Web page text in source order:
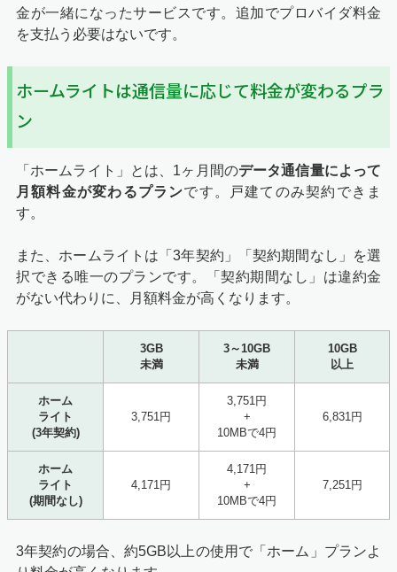
金が一緒になったサービスです。追加でプロバイダ料金
を支払う必要はないです。
ホームライトは通信量に応じて料金が変わるプラ
ン
「ホームライト」とは、1ヶ月間のデータ通信量によって
月額料金が変わるプランです。戸建てのみ契約できま
す。
また、ホームライトは「3年契約」「契約期間なし」を選
択できる唯一のプランです。「契約期間なし」は違約金
がない代わりに、月額料金が高くなります。
3GB
未満
3～10GB
未満
10GB
以上
ホーム
ライト
(3年契約)
3,751円
3,751円
+
10MBで4円
6,831円
ホーム
ライト
(期間なし)
4,171円
4,171円
+
10MBで4円
7,251円
3年契約の場合、約5GB以上の使用で「ホーム」プランよ